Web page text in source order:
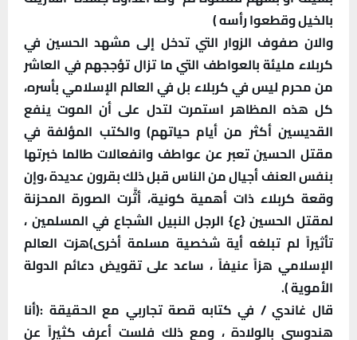
بالخيل وقطعوا رأسه )
والان صفوف الزوار التي تدخل إلى مشهد الحسين في
كربلاء مليئة بالعواطف التي ما تزال تؤججهم في العاشر
من محرم ليس في كربلاء بل في العالم الإسلامي بأسره،
كل هذه المظاهر استمرت لتدل على أن الموت ينفع
القديسين أكثر من أيام حياتهم) والكتب المؤلفة في
مقتل الحسين تعبر عن عواطف وانفعالات طالما خبرتها
بنفس العنف أجيال من الناس قبل ذلك بقرون عديدة ،وإن
وقعة كربلاء ذات أهمية كونية، أثَّرت الصورة المحزنة
لمقتل الحسين {ع} الرجل النبيل الشجاع في المسلمين ،
تأثيراً لم تبلغه أية شخصية مسلمة أخرى)هزت العالم
الإسلامي هزاً عنيفاً ، ساعد على تقويض دعائم الدولة
الأموية ).
قال غاندي / في كتابه قصة تجاربي مع الحقيقة :(أنا
هندوسي بالولادة ، ومع ذلك فلست أعرف كثيراً عن